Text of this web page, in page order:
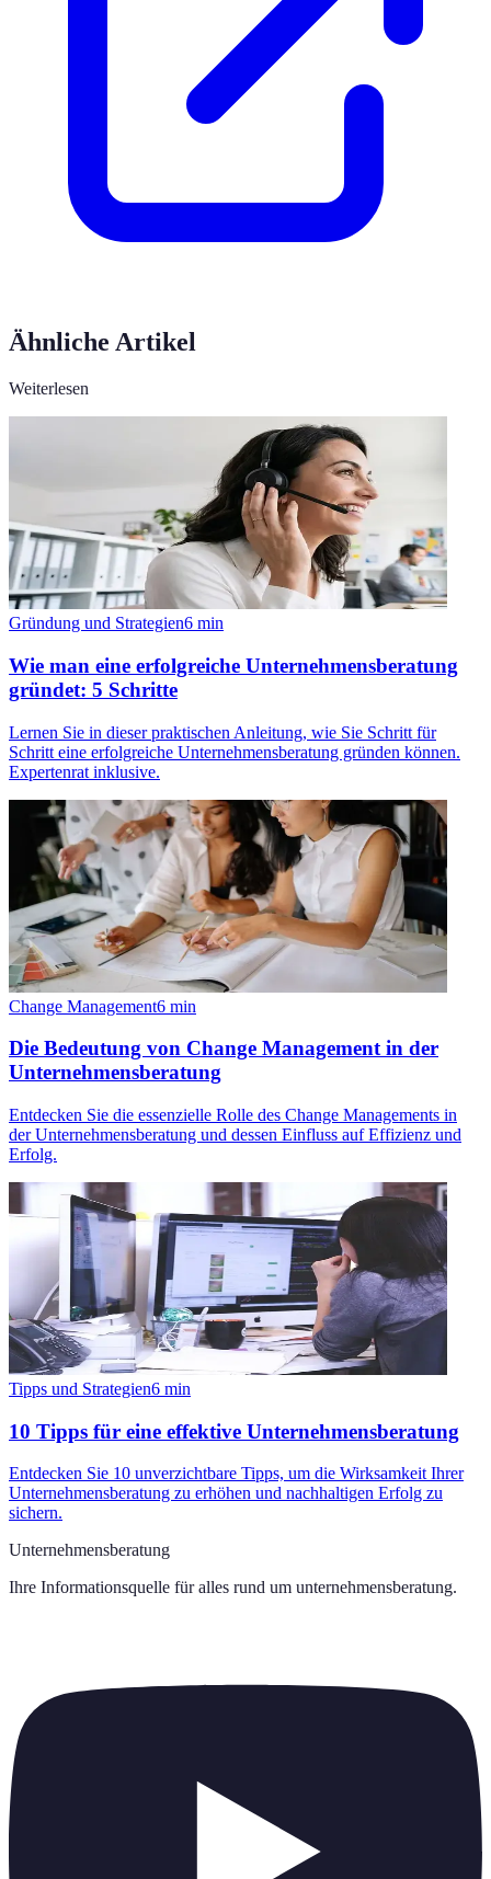
Ähnliche Artikel
Weiterlesen
Gründung und Strategien6 min
Wie man eine erfolgreiche Unternehmensberatung
gründet: 5 Schritte
Lernen Sie in dieser praktischen Anleitung, wie Sie Schritt für
Schritt eine erfolgreiche Unternehmensberatung gründen können.
Expertenrat inklusive.
Change Management6 min
Die Bedeutung von Change Management in der
Unternehmensberatung
Entdecken Sie die essenzielle Rolle des Change Managements in
der Unternehmensberatung und dessen Einfluss auf Effizienz und
Erfolg.
Tipps und Strategien6 min
10 Tipps für eine effektive Unternehmensberatung
Entdecken Sie 10 unverzichtbare Tipps, um die Wirksamkeit Ihrer
Unternehmensberatung zu erhöhen und nachhaltigen Erfolg zu
sichern.
Unternehmensberatung
Ihre Informationsquelle für alles rund um unternehmensberatung.